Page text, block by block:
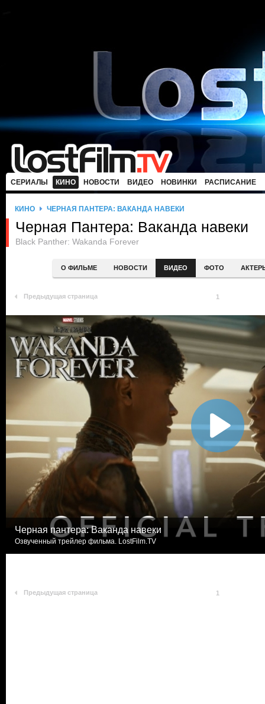
СЕРИАЛЫ КИНО НОВОСТИ ВИДЕО НОВИНКИ РАСПИСАНИЕ
КИНО ЧЕРНАЯ ПАНТЕРА: ВАКАНДА НАВЕКИ
Черная Пантера: Ваканда навеки
Black Panther: Wakanda Forever
О ФИЛЬМЕ НОВОСТИ ВИДЕО ФОТО
Предыдущая страница 1
Черная пантера: Ваканда навеки
Озвученный трейлер фильма. LostFilm.TV
Предыдущая страница 1